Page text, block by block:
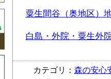
粟生間谷（奥地区）
白島・外院・粟生外
カテゴリ： 森の安心